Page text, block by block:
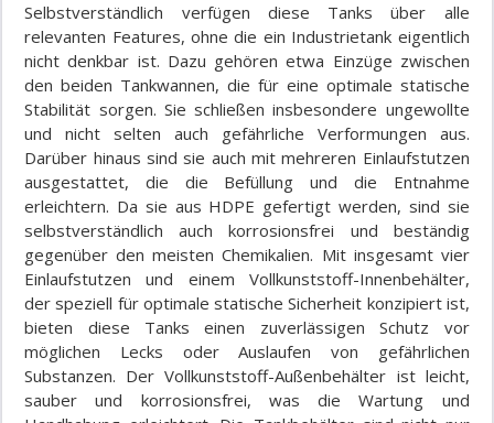
Selbstverständlich verfügen diese Tanks über alle
relevanten Features, ohne die ein Industrietank eigentlich
nicht denkbar ist. Dazu gehören etwa Einzüge zwischen
den beiden Tankwannen, die für eine optimale statische
Stabilität sorgen. Sie schließen insbesondere ungewollte
und nicht selten auch gefährliche Verformungen aus.
Darüber hinaus sind sie auch mit mehreren Einlaufstutzen
ausgestattet, die die Befüllung und die Entnahme
erleichtern. Da sie aus HDPE gefertigt werden, sind sie
selbstverständlich auch korrosionsfrei und beständig
gegenüber den meisten Chemikalien. Mit insgesamt vier
Einlaufstutzen und einem Vollkunststoff-Innenbehälter,
der speziell für optimale statische Sicherheit konzipiert ist,
bieten diese Tanks einen zuverlässigen Schutz vor
möglichen Lecks oder Auslaufen von gefährlichen
Substanzen. Der Vollkunststoff-Außenbehälter ist leicht,
sauber und korrosionsfrei, was die Wartung und